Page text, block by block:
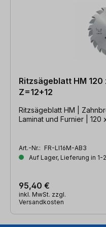
Ritzsägeblatt HM
Z=12+12
Ritzsägeblatt HM |
Laminat und Furnier | 120
Art.-Nr.: FR-LI16M-AB3
Auf Lager, Lieferung in 1-
95,40 €
inkl. MwSt. zzgl.
Versandkosten